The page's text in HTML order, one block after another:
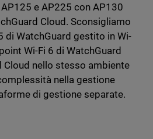
e AP225 con AP130
Cloud. Sconsigliamo
di WatchGuard gestito in Wi-
Wi-Fi 6 di WatchGuard
Cloud nello stesso ambiente
nella gestione
di gestione separate.